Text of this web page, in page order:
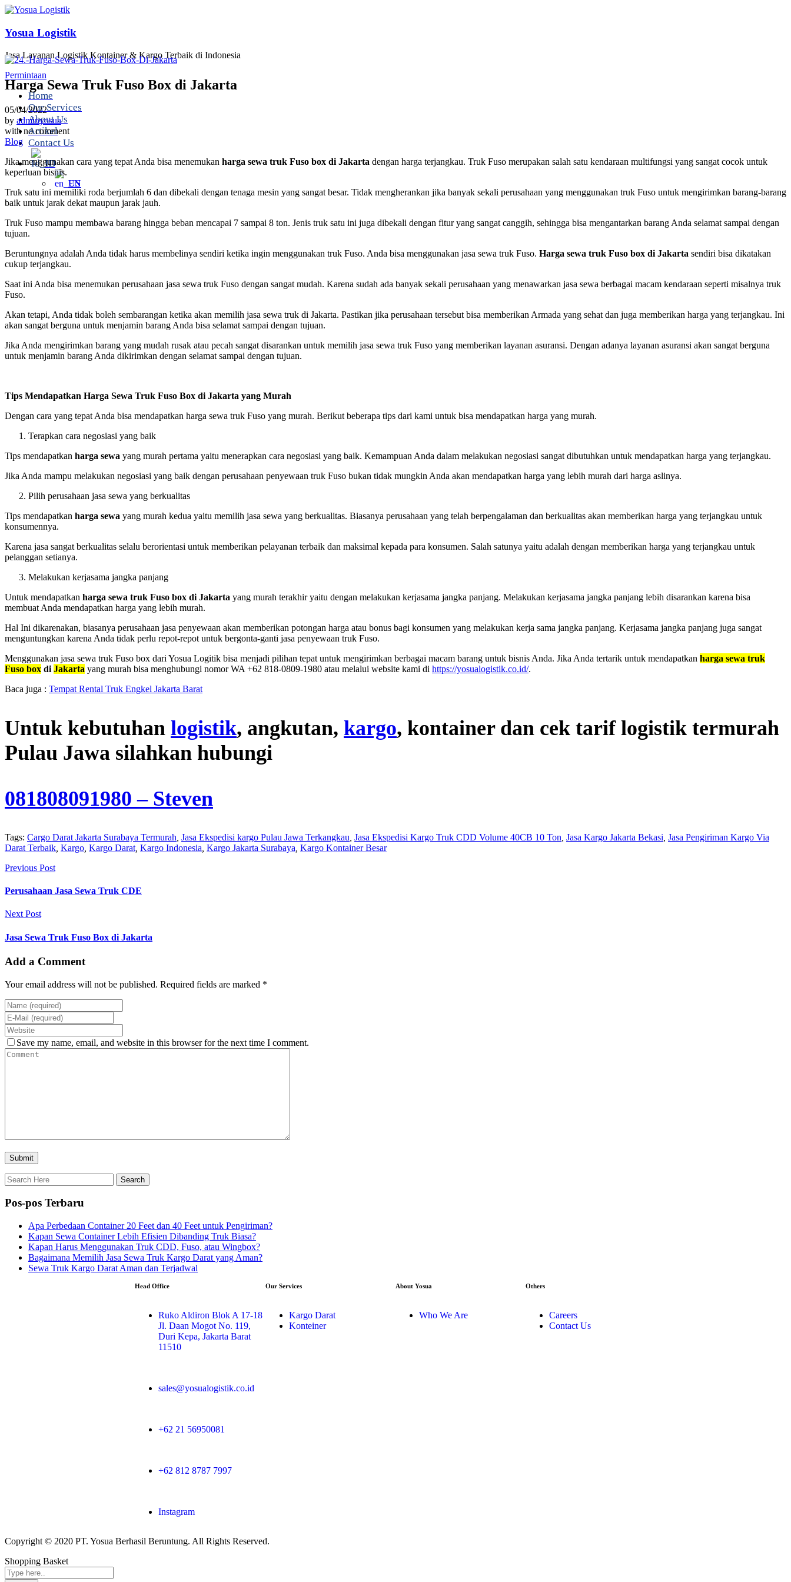
Yosua Logistik
Jasa Layanan Logistik Kontainer & Kargo Terbaik di Indonesia
Permintaan
Home
Our Services
About Us
Artikel
Contact Us
ID
EN
Harga Sewa Truk Fuso Box di Jakarta
05/04/2022
by adminyosua
with no comment
Blog
Jika menggunakan cara yang tepat Anda bisa menemukan harga sewa truk Fuso box di Jakarta dengan harga terjangkau. Truk Fuso merupakan salah satu kendaraan multifungsi yang sangat cocok untuk
keperluan bisnis.
Truk satu ini memiliki roda berjumlah 6 dan dibekali dengan tenaga mesin yang sangat besar. Tidak mengherankan jika banyak sekali perusahaan yang menggunakan truk Fuso untuk mengirimkan barang-barang
baik untuk jarak dekat maupun jarak jauh.
Truk Fuso mampu membawa barang hingga beban mencapai 7 sampai 8 ton. Jenis truk satu ini juga dibekali dengan fitur yang sangat canggih, sehingga bisa mengantarkan barang Anda selamat sampai dengan
tujuan.
Beruntungnya adalah Anda tidak harus membelinya sendiri ketika ingin menggunakan truk Fuso. Anda bisa menggunakan jasa sewa truk Fuso. Harga sewa truk Fuso box di Jakarta sendiri bisa dikatakan
cukup terjangkau.
Saat ini Anda bisa menemukan perusahaan jasa sewa truk Fuso dengan sangat mudah. Karena sudah ada banyak sekali perusahaan yang menawarkan jasa sewa berbagai macam kendaraan seperti misalnya truk
Fuso.
Akan tetapi, Anda tidak boleh sembarangan ketika akan memilih jasa sewa truk di Jakarta. Pastikan jika perusahaan tersebut bisa memberikan Armada yang sehat dan juga memberikan harga yang terjangkau. Ini
akan sangat berguna untuk menjamin barang Anda bisa selamat sampai dengan tujuan.
Jika Anda mengirimkan barang yang mudah rusak atau pecah sangat disarankan untuk memilih jasa sewa truk Fuso yang memberikan layanan asuransi. Dengan adanya layanan asuransi akan sangat berguna
untuk menjamin barang Anda dikirimkan dengan selamat sampai dengan tujuan.
Tips Mendapatkan Harga Sewa Truk Fuso Box di Jakarta yang Murah
Dengan cara yang tepat Anda bisa mendapatkan harga sewa truk Fuso yang murah. Berikut beberapa tips dari kami untuk bisa mendapatkan harga yang murah.
Terapkan cara negosiasi yang baik
Tips mendapatkan harga sewa yang murah pertama yaitu menerapkan cara negosiasi yang baik. Kemampuan Anda dalam melakukan negosiasi sangat dibutuhkan untuk mendapatkan harga yang terjangkau.
Jika Anda mampu melakukan negosiasi yang baik dengan perusahaan penyewaan truk Fuso bukan tidak mungkin Anda akan mendapatkan harga yang lebih murah dari harga aslinya.
Pilih perusahaan jasa sewa yang berkualitas
Tips mendapatkan harga sewa yang murah kedua yaitu memilih jasa sewa yang berkualitas. Biasanya perusahaan yang telah berpengalaman dan berkualitas akan memberikan harga yang terjangkau untuk
konsumennya.
Karena jasa sangat berkualitas selalu berorientasi untuk memberikan pelayanan terbaik dan maksimal kepada para konsumen. Salah satunya yaitu adalah dengan memberikan harga yang terjangkau untuk
pelanggan setianya.
Melakukan kerjasama jangka panjang
Untuk mendapatkan harga sewa truk Fuso box di Jakarta yang murah terakhir yaitu dengan melakukan kerjasama jangka panjang. Melakukan kerjasama jangka panjang lebih disarankan karena bisa
membuat Anda mendapatkan harga yang lebih murah.
Hal Ini dikarenakan, biasanya perusahaan jasa penyewaan akan memberikan potongan harga atau bonus bagi konsumen yang melakukan kerja sama jangka panjang. Kerjasama jangka panjang juga sangat
menguntungkan karena Anda tidak perlu repot-repot untuk bergonta-ganti jasa penyewaan truk Fuso.
Menggunakan jasa sewa truk Fuso box dari Yosua Logitik bisa menjadi pilihan tepat untuk mengirimkan berbagai macam barang untuk bisnis Anda. Jika Anda tertarik untuk mendapatkan harga sewa truk
Fuso box di Jakarta yang murah bisa menghubungi nomor WA +62 818-0809-1980 atau melalui website kami di https://yosualogistik.co.id/.
Baca juga : Tempat Rental Truk Engkel Jakarta Barat
Untuk kebutuhan logistik, angkutan, kargo, kontainer dan cek tarif logistik termurah
Pulau Jawa silahkan hubungi
081808091980 – Steven
Tags: Cargo Darat Jakarta Surabaya Termurah Jasa Ekspedisi kargo Pulau Jawa Terkangkau Jasa Ekspedisi Kargo Truk CDD Volume 40CB 10 Ton Jasa Kargo Jakarta Bekasi Jasa Pengiriman Kargo Via
Darat Terbaik Kargo Kargo Darat Kargo Indonesia Kargo Jakarta Surabaya Kargo Kontainer Besar
Previous Post
Perusahaan Jasa Sewa Truk CDE
Next Post
Jasa Sewa Truk Fuso Box di Jakarta
Add a Comment
Your email address will not be published. Required fields are marked *
Save my name, email, and website in this browser for the next time I comment.
Pos-pos Terbaru
Apa Perbedaan Container 20 Feet dan 40 Feet untuk Pengiriman?
Kapan Sewa Container Lebih Efisien Dibanding Truk Biasa?
Kapan Harus Menggunakan Truk CDD, Fuso, atau Wingbox?
Bagaimana Memilih Jasa Sewa Truk Kargo Darat yang Aman?
Sewa Truk Kargo Darat Aman dan Terjadwal
Head Office
Ruko Aldiron Blok A 17-18
Jl. Daan Mogot No. 119,
Duri Kepa, Jakarta Barat
11510
sales@yosualogistik.co.id
+62 21 56950081
+62 812 8787 7997
Instagram
Our Services
Kargo Darat
Konteiner
About Yosua
Who We Are
Others
Careers
Contact Us
Copyright © 2020 PT. Yosua Berhasil Beruntung. All Rights Reserved.
Shopping Basket